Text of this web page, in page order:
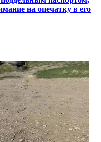
на опечатку в его